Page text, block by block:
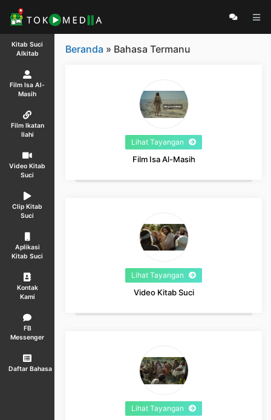
Kitab Suci
Alkitab
Film Isa Al-
Masih
Film Ikatan
Ilahi
Video Kitab
Suci
Clip Kitab
Suci
Aplikasi
Kitab Suci
Kontak
Kami
FB
Messenger
Daftar Bahasa
Beranda » Bahasa Termanu
Lihat Tayangan
Film Isa Al-Masih
Lihat Tayangan
Video Kitab Suci
Lihat Tayangan